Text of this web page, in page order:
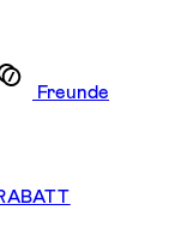
Freunde